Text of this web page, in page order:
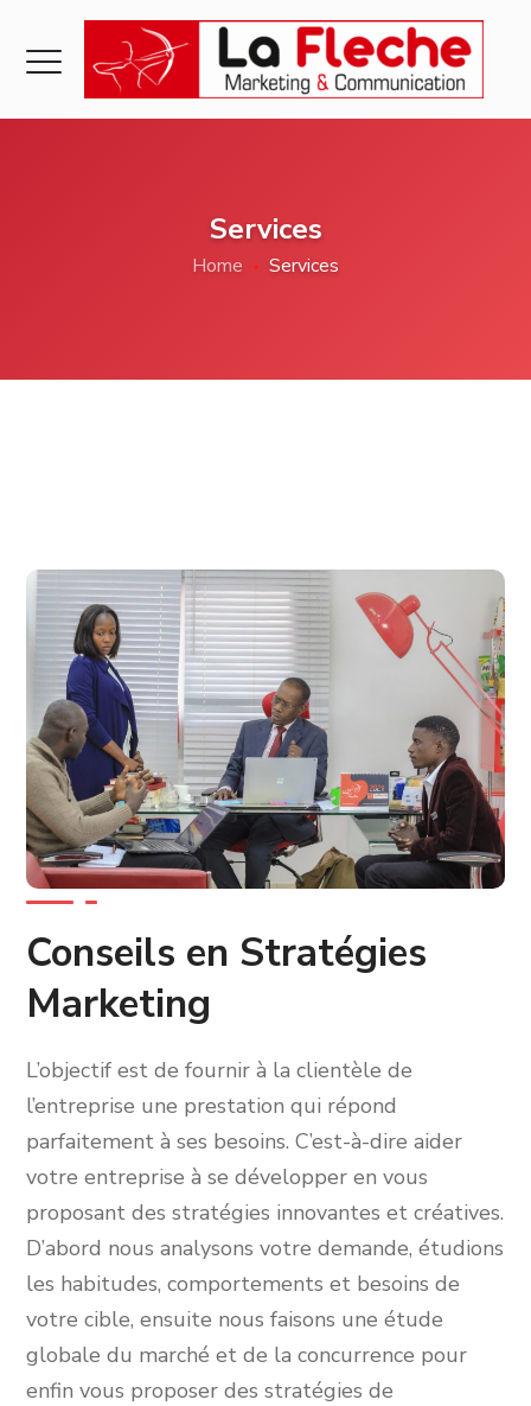
Services
Home Services
Conseils en Stratégies
Marketing
L’objectif est de fournir à la clientèle de
l’entreprise une prestation qui répond
parfaitement à ses besoins. C’est-à-dire aider
votre entreprise à se développer en vous
proposant des stratégies innovantes et créatives.
D’abord nous analysons votre demande, étudions
les habitudes, comportements et besoins de
votre cible, ensuite nous faisons une étude
globale du marché et de la concurrence pour
enfin vous proposer des stratégies de